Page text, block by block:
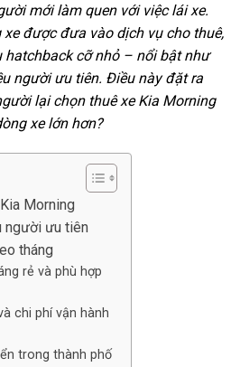
mới làm quen với việc lái xe.
xe được đưa vào dịch vụ cho thuê,
cỡ nhỏ – nổi bật như
người ưu tiên. Điều này đặt ra
lại chọn thuê xe Kia Morning
xe lớn hơn?
Morning
người ưu tiên
tháng
rẻ và phù hợp
chi phí vận hành
trong thành phố